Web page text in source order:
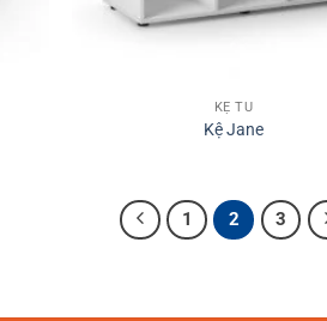
KỆ TỦ
Kệ Jane
1 2 3